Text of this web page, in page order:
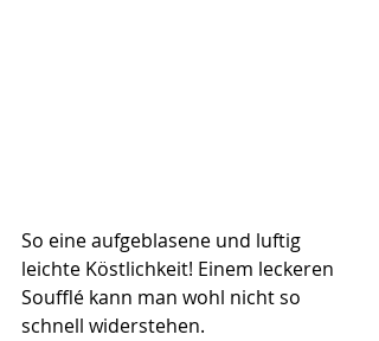
So eine aufgeblasene und luftig
leichte Köstlichkeit! Einem leckeren
Soufflé kann man wohl nicht so
schnell widerstehen.